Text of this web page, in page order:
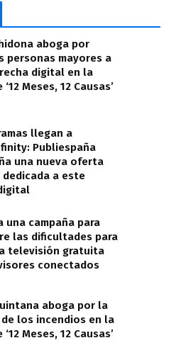
aboga por
personas mayores a
digital en la
Meses, 12 Causas’
llegan a
Publiespaña
una nueva oferta
a este
una campaña para
las dificultades para
televisión gratuita
conectados
aboga por la
los incendios en la
Meses, 12 Causas’